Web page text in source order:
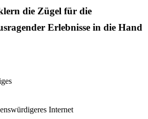
die Zügel für die
Erlebnisse in die Hand
Internet